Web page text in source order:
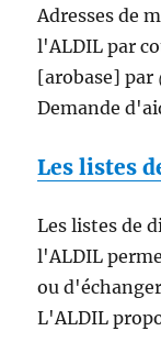
Adresses de
l'ALDIL par
[arobase]
Demande
Les listes
Les listes de
l'ALDIL
ou
L'ALDIL